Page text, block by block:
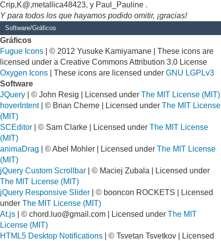
Crip,K@,metallica48423, y Paul_Pauline .
Y para todos los que hayamos podido omitir, ¡gracias!
Software/Gráficos
Gráficos
Fugue Icons | © 2012 Yusuke Kamiyamane | These icons are
licensed under a Creative Commons Attribution 3.0 License
Oxygen Icons | These icons are licensed under GNU LGPLv3
Software
JQuery | © John Resig | Licensed under The MIT License (MIT)
hoverIntent| © Brian Cherne | Licensed under The MIT License
(MIT)
SCEditor | © Sam Clarke | Licensed under The MIT License
(MIT)
animaDrag | © Abel Mohler | Licensed under The MIT License
(MIT)
jQuery Custom Scrollbar | © Maciej Zubala | Licensed under
The MIT License (MIT)
jQuery Responsive Slider | © booncon ROCKETS | Licensed
under The MIT License (MIT)
At.js | © chord.luo@gmail.com | Licensed under The MIT
License (MIT)
HTML5 Desktop Notifications | © Tsvetan Tsvetkov | Licensed